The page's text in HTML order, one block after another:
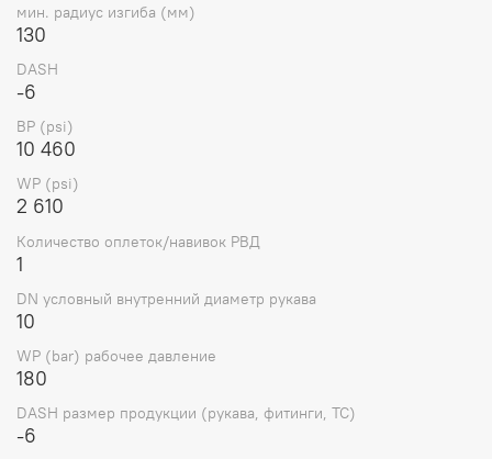
мин. радиус изгиба (мм)
130
DASH
-6
BP (psi)
10 460
WP (psi)
2 610
Количество оплеток/навивок РВД
1
DN условный внутренний диаметр рукава
10
WP (bar) рабочее давление
180
DASH размер продукции (рукава, фитинги, TC)
-6